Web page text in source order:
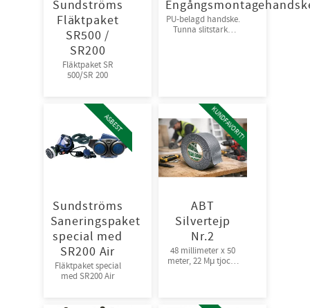
Sundströms
Fläktpaket
SR500 /
SR200
Fläktpaket SR
500/SR 200
PU-belagd handske.
Tunna slitstarka
Sundströms
Saneringspaket
special med
SR200 Air
Fläktpaket special
med SR200 Air
ASBEST
ABT
Silvertejp
Nr.2
48 millimeter x 50
meter, 22 Mμ tjock |
KUNDFAVORIT!